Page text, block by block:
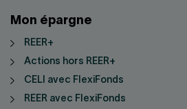
Mon épargne
REER+
Actions hors REER+
CELI avec FlexiFonds
REER avec FlexiFonds